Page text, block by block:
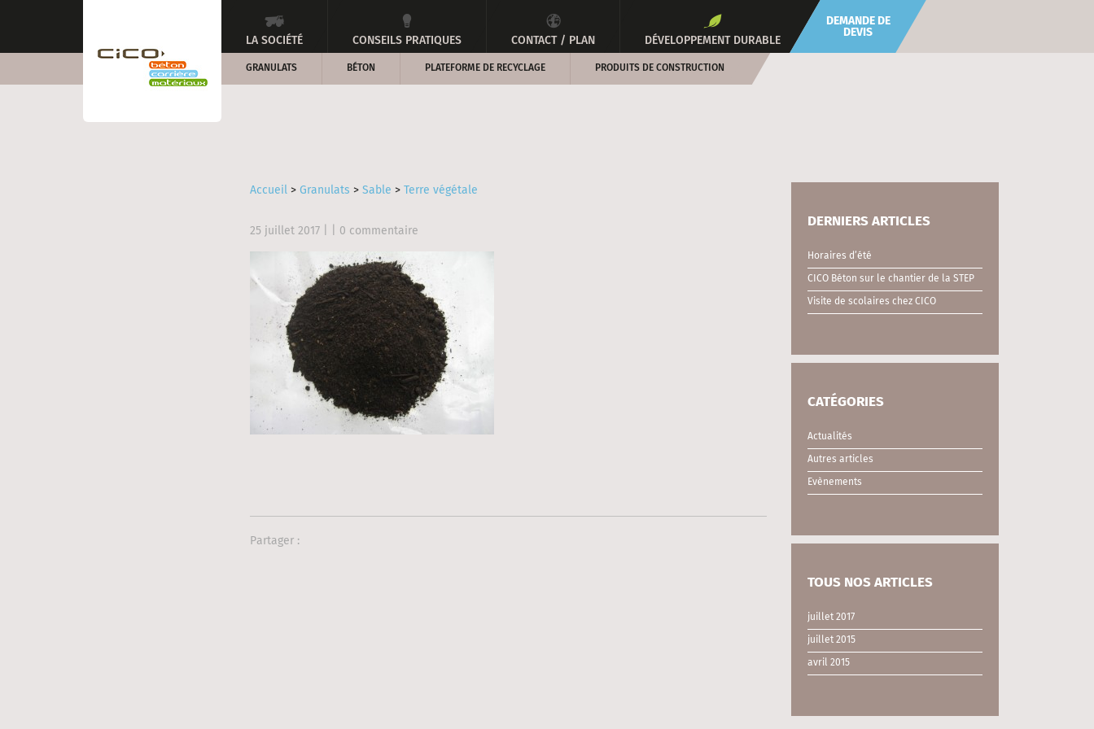
LA SOCIÉTÉ CONSEILS PRATIQUES CONTACT / PLAN DÉVELOPPEMENT DURABLE
DEMANDE DE
DEVIS
GRANULATS BÉTON PLATEFORME DE RECYCLAGE PRODUITS DE CONSTRUCTION
Accueil > Granulats > Sable > Terre végétale
25 juillet 2017 | | 0 commentaire
Partager :
DERNIERS ARTICLES
Horaires d’été
CICO Béton sur le chantier de la STEP
Visite de scolaires chez CICO
CATÉGORIES
Actualités
Autres articles
Evènements
TOUS NOS ARTICLES
juillet 2017
juillet 2015
avril 2015